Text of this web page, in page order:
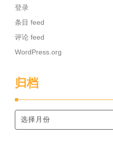
登录
条目 feed
评论 feed
WordPress.org
归档